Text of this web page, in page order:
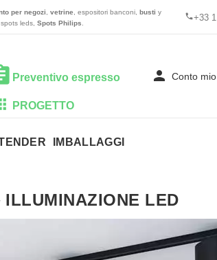
+33
per negozi vetrine , espositori banconi, busti y
leds, Spots Philips
Preventivo espresso
PROGETTO
Conto mio
IMBALLAGGI
ILLUMINAZIONE LED